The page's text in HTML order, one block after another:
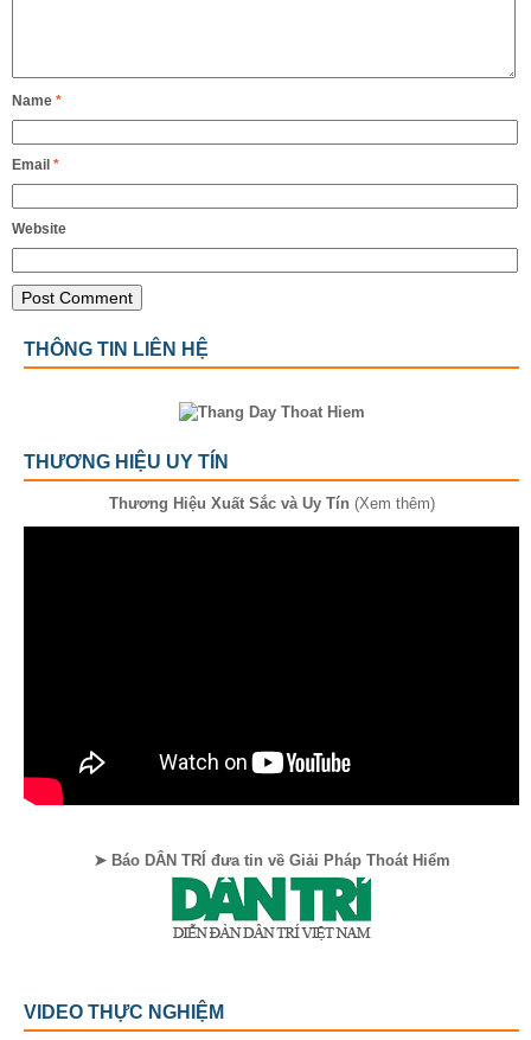
Name *
Email *
Website
THÔNG TIN LIÊN HỆ
THƯƠNG HIỆU UY TÍN
Thương Hiệu Xuất Sắc và Uy Tín (Xem thêm)
➤ Báo DÂN TRÍ đưa tin về Giải Pháp Thoát Hiểm
VIDEO THỰC NGHIỆM